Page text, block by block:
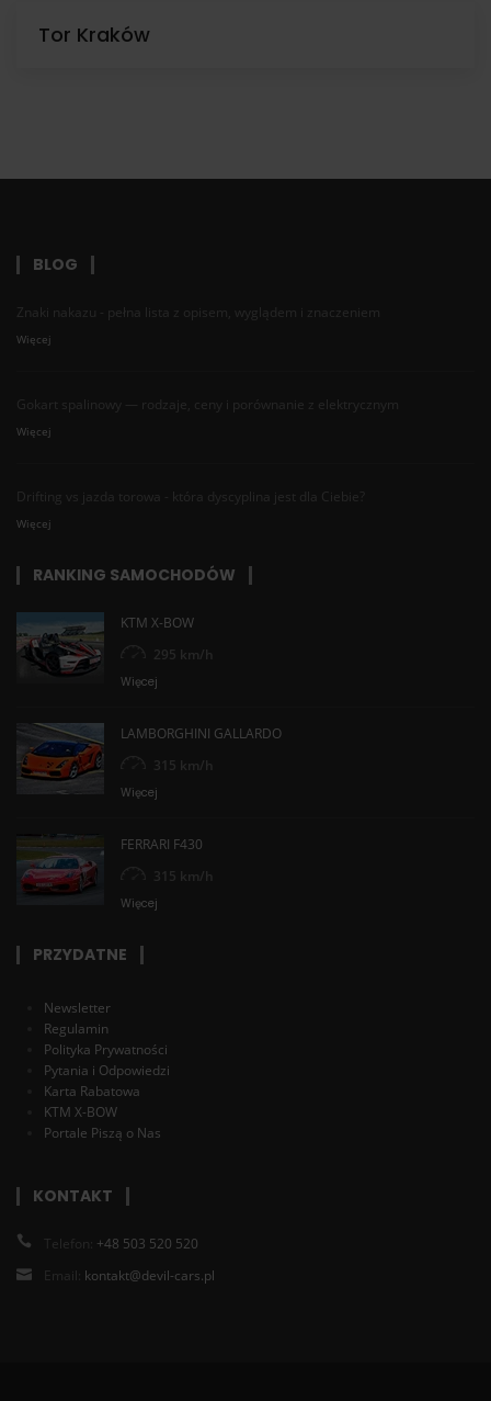
Tor Kraków
BLOG
Znaki nakazu - pełna lista z opisem, wyglądem i znaczeniem
Więcej
Gokart spalinowy — rodzaje, ceny i porównanie z elektrycznym
Więcej
Drifting vs jazda torowa - która dyscyplina jest dla Ciebie?
Więcej
RANKING SAMOCHODÓW
KTM X-BOW
295 km/h
Więcej
LAMBORGHINI GALLARDO
315 km/h
Więcej
FERRARI F430
315 km/h
Więcej
PRZYDATNE
Newsletter
Regulamin
Polityka Prywatności
Pytania i Odpowiedzi
Karta Rabatowa
KTM X-BOW
Portale Piszą o Nas
KONTAKT
Telefon: +48 503 520 520
Email: kontakt@devil-cars.pl